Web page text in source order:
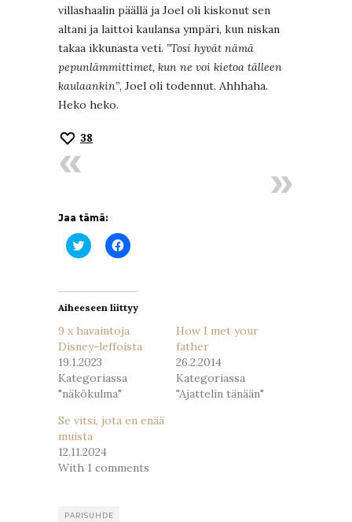
villashaalin päällä ja Joel oli kiskonut sen
altani ja laittoi kaulansa ympäri, kun niskan
takaa ikkunasta veti. ”Tosi hyvät nämä
pepunlämmittimet, kun ne voi kietoa tälleen
kaulaankin”, Joel oli todennut. Ahhhaha.
Heko heko.
38
Jaa tämä:
Jaa
Twitterissä(Avautuu
Jaa
Facebookissa(Avautuu
Aiheeseen liittyy
9 x havaintoja
Disney-leffoista
19.1.2023
Kategoriassa
"näkökulma"
How I met your
father
26.2.2014
Kategoriassa
"Ajattelin tänään"
Se vitsi, jota en enää
muista
12.11.2024
With 1 comments
PARISUHDE